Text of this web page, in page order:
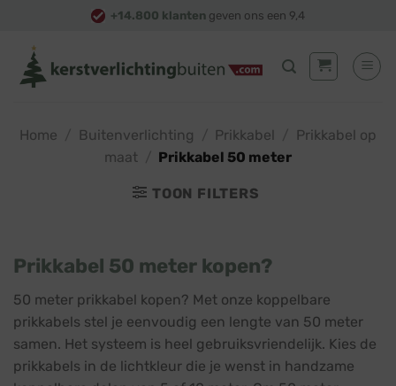
content
+14.800 klanten geven ons een 9,4
Home Buitenverlichting Prikkabel
Prikkabel op
maat
Prikkabel 50 meter
TOON FILTERS
Prikkabel 50 meter kopen?
50 meter prikkabel kopen? Met onze koppelbare
prikkabels stel je eenvoudig een lengte van 50 meter
samen. Het systeem is heel gebruiksvriendelijk. Kies de
prikkabels in de lichtkleur die je wenst in handzame